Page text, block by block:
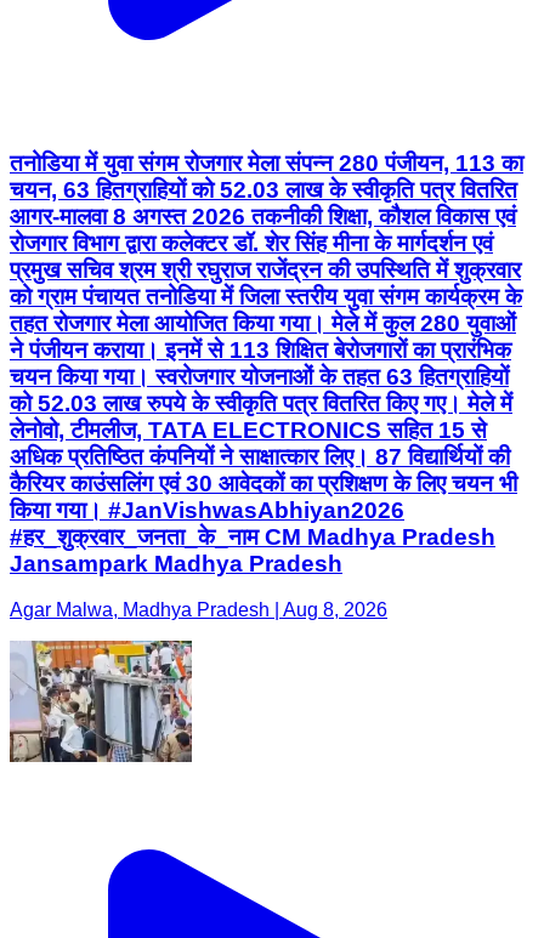
तनोडिया में युवा संगम रोजगार मेला संपन्न 280 पंजीयन, 113 का
चयन, 63 हितग्राहियों को 52.03 लाख के स्वीकृति पत्र वितरित
आगर-मालवा 8 अगस्त 2026 तकनीकी शिक्षा, कौशल विकास एवं
रोजगार विभाग द्वारा कलेक्टर डॉ. शेर सिंह मीना के मार्गदर्शन एवं
प्रमुख सचिव श्रम श्री रघुराज राजेंद्रन की उपस्थिति में शुक्रवार
को ग्राम पंचायत तनोडिया में जिला स्तरीय युवा संगम कार्यक्रम के
तहत रोजगार मेला आयोजित किया गया। मेले में कुल 280 युवाओं
ने पंजीयन कराया। इनमें से 113 शिक्षित बेरोजगारों का प्रारंभिक
चयन किया गया। स्वरोजगार योजनाओं के तहत 63 हितग्राहियों
को 52.03 लाख रुपये के स्वीकृति पत्र वितरित किए गए। मेले में
लेनोवो, टीमलीज, TATA ELECTRONICS सहित 15 से
अधिक प्रतिष्ठित कंपनियों ने साक्षात्कार लिए। 87 विद्यार्थियों की
कैरियर काउंसलिंग एवं 30 आवेदकों का प्रशिक्षण के लिए चयन भी
किया गया। #JanVishwasAbhiyan2026
#हर_शुक्रवार_जनता_के_नाम CM Madhya Pradesh
Jansampark Madhya Pradesh
Agar Malwa, Madhya Pradesh | Aug 8, 2026